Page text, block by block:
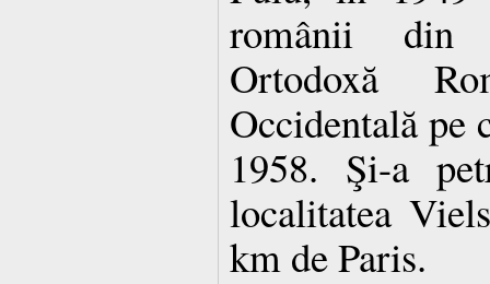
românii din
Ortodoxă
Occidentală pe
1958. Şi-a
localitatea
km de Paris.